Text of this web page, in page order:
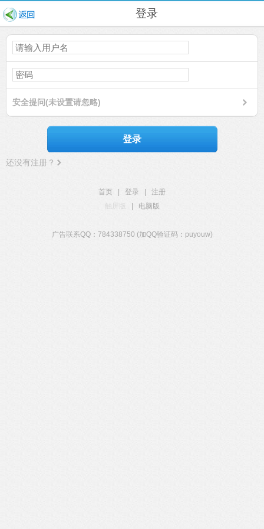
登录
安全提问(未设置请忽略)
登录
还没有注册？
首页 登录
注册
触屏版
电脑版
广告联系QQ：784338750 (加QQ验证码：puyouw)